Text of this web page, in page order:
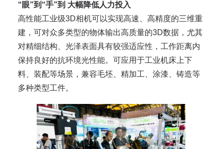
“眼”到“手”到 大幅降低人力投入
高性能工业级3D相机可以实现高速、高精度的三维重
建，可对众多类型的物体输出高质量的3D数据，尤其
对精细结构、光泽表面具有较强适应性，工作距离内
保持良好的抗环境光性能。可应用于工业机床上下
料、装配等场景，兼容毛坯、精加工、涂漆、铸造等
多种类型工件。